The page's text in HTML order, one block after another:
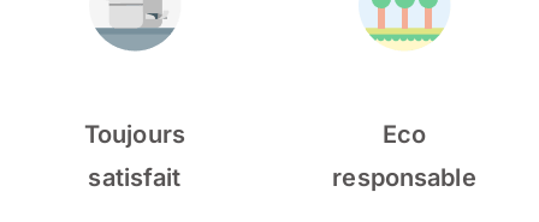
Toujours
satisfait
Eco
responsable